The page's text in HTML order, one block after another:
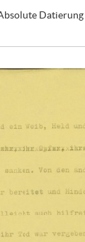
Datierung